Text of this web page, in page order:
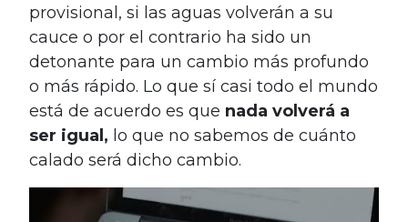
provisional, si las aguas volverán a su
cauce o por el contrario ha sido un
detonante para un cambio más profundo
o más rápido. Lo que sí casi todo el mundo
está de acuerdo es que nada volverá a
ser igual, lo que no sabemos de cuánto
calado será dicho cambio.